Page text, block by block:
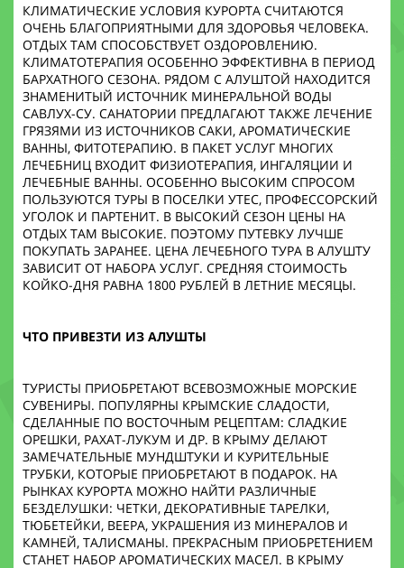
КЛИМАТИЧЕСКИЕ УСЛОВИЯ КУРОРТА СЧИТАЮТСЯ
ОЧЕНЬ БЛАГОПРИЯТНЫМИ ДЛЯ ЗДОРОВЬЯ ЧЕЛОВЕКА.
ОТДЫХ ТАМ СПОСОБСТВУЕТ ОЗДОРОВЛЕНИЮ.
КЛИМАТОТЕРАПИЯ ОСОБЕННО ЭФФЕКТИВНА В ПЕРИОД
БАРХАТНОГО СЕЗОНА. РЯДОМ С АЛУШТОЙ НАХОДИТСЯ
ЗНАМЕНИТЫЙ ИСТОЧНИК МИНЕРАЛЬНОЙ ВОДЫ
САВЛУХ-СУ. САНАТОРИИ ПРЕДЛАГАЮТ ТАКЖЕ ЛЕЧЕНИЕ
ГРЯЗЯМИ ИЗ ИСТОЧНИКОВ САКИ, АРОМАТИЧЕСКИЕ
ВАННЫ, ФИТОТЕРАПИЮ. В ПАКЕТ УСЛУГ МНОГИХ
ЛЕЧЕБНИЦ ВХОДИТ ФИЗИОТЕРАПИЯ, ИНГАЛЯЦИИ И
ЛЕЧЕБНЫЕ ВАННЫ. ОСОБЕННО ВЫСОКИМ СПРОСОМ
ПОЛЬЗУЮТСЯ ТУРЫ В ПОСЕЛКИ УТЕС, ПРОФЕССОРСКИЙ
УГОЛОК И ПАРТЕНИТ. В ВЫСОКИЙ СЕЗОН ЦЕНЫ НА
ОТДЫХ ТАМ ВЫСОКИЕ. ПОЭТОМУ ПУТЕВКУ ЛУЧШЕ
ПОКУПАТЬ ЗАРАНЕЕ. ЦЕНА ЛЕЧЕБНОГО ТУРА В АЛУШТУ
ЗАВИСИТ ОТ НАБОРА УСЛУГ. СРЕДНЯЯ СТОИМОСТЬ
КОЙКО-ДНЯ РАВНА 1800 РУБЛЕЙ В ЛЕТНИЕ МЕСЯЦЫ.
ЧТО ПРИВЕЗТИ ИЗ АЛУШТЫ
ТУРИСТЫ ПРИОБРЕТАЮТ ВСЕВОЗМОЖНЫЕ МОРСКИЕ
СУВЕНИРЫ. ПОПУЛЯРНЫ КРЫМСКИЕ СЛАДОСТИ,
СДЕЛАННЫЕ ПО ВОСТОЧНЫМ РЕЦЕПТАМ: СЛАДКИЕ
ОРЕШКИ, РАХАТ-ЛУКУМ И ДР. В КРЫМУ ДЕЛАЮТ
ЗАМЕЧАТЕЛЬНЫЕ МУНДШТУКИ И КУРИТЕЛЬНЫЕ
ТРУБКИ, КОТОРЫЕ ПРИОБРЕТАЮТ В ПОДАРОК. НА
РЫНКАХ КУРОРТА МОЖНО НАЙТИ РАЗЛИЧНЫЕ
БЕЗДЕЛУШКИ: ЧЕТКИ, ДЕКОРАТИВНЫЕ ТАРЕЛКИ,
ТЮБЕТЕЙКИ, ВЕЕРА, УКРАШЕНИЯ ИЗ МИНЕРАЛОВ И
КАМНЕЙ, ТАЛИСМАНЫ. ПРЕКРАСНЫМ ПРИОБРЕТЕНИЕМ
СТАНЕТ НАБОР АРОМАТИЧЕСКИХ МАСЕЛ. В КРЫМУ